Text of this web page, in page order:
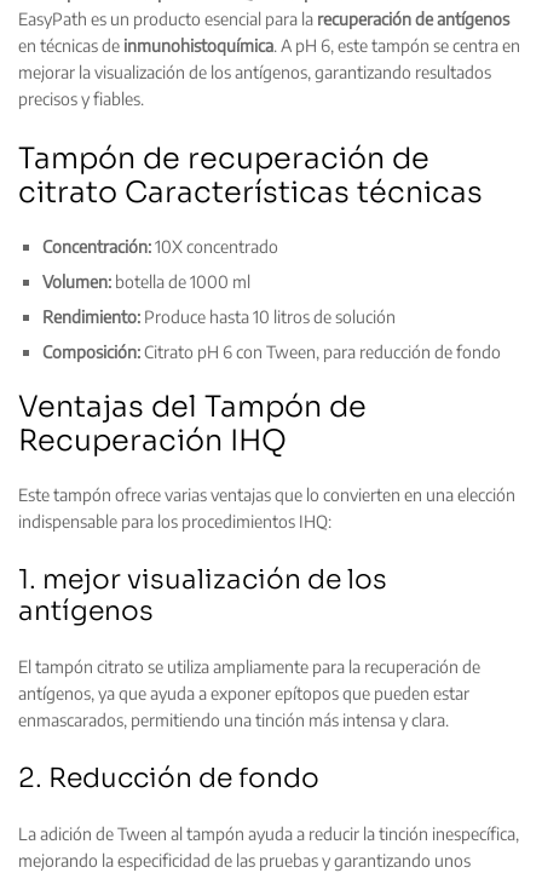
EasyPath es un producto esencial para la recuperación de antígenos
en técnicas de inmunohistoquímica. A pH 6, este tampón se centra en
mejorar la visualización de los antígenos, garantizando resultados
precisos y fiables.
Tampón de recuperación de
citrato Características técnicas
Concentración:10X concentrado
Volumen: botella de 1000 ml
Rendimiento: Produce hasta 10 litros de solución
Composición:Citrato pH 6 con Tween, para reducción de fondo
Ventajas del Tampón de
Recuperación IHQ
Este tampón ofrece varias ventajas que lo convierten en una elección
indispensable para los procedimientos IHQ:
1. mejor visualización de los
antígenos
El tampón citrato se utiliza ampliamente para la recuperación de
antígenos, ya que ayuda a exponer epítopos que pueden estar
enmascarados, permitiendo una tinción más intensa y clara.
2. Reducción de fondo
La adición de Tween al tampón ayuda a reducir la tinción inespecífica,
mejorando la especificidad de las pruebas y garantizando unos